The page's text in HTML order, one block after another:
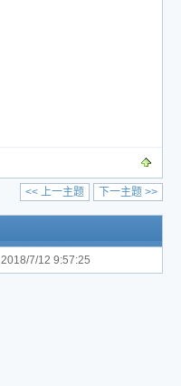
下一主题 >>
<< 上一主题
2018/7/12 9:57:25